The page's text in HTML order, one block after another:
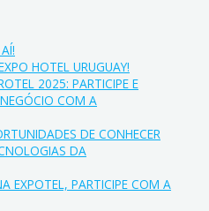
HOTEL URUGUAY!
2025: PARTICIPE E
COM A
DE CONHECER
DA
EXPOTEL, PARTICIPE COM A